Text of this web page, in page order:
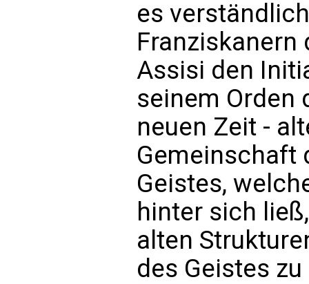
es
Franziskanern
Assisi den
seinem Orden
neuen Zeit -
Gemeinschaft
Geistes,
hinter sich
alten
des Geistes